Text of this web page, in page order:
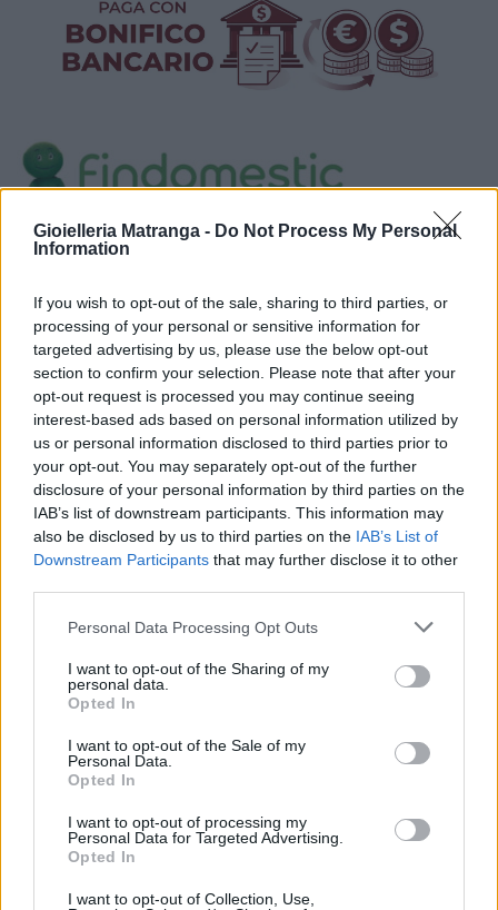
Gioielleria Matranga - Do Not Process My Personal
Information
If you wish to opt-out of the sale, sharing to third parties, or
processing of your personal or sensitive information for
targeted advertising by us, please use the below opt-out
section to confirm your selection. Please note that after your
opt-out request is processed you may continue seeing
interest-based ads based on personal information utilized by
us or personal information disclosed to third parties prior to
your opt-out. You may separately opt-out of the further
disclosure of your personal information by third parties on the
IAB’s list of downstream participants. This information may
also be disclosed by us to third parties on the IAB’s List of
Downstream Participants that may further disclose it to other
Please note that this website/app uses one or more Google
not limited to your visit or usage behaviour. You may click to
grant or deny consent to Google and its third-party tags to
use your data for below specified purposes in below Google
consent section.
Personal Data Processing Opt Outs
I want to opt-out of the Sharing of my
personal data.
Opted In
I want to opt-out of the Sale of my
Personal Data.
Opted In
I want to opt-out of processing my
Personal Data for Targeted Advertising.
Opted In
I want to opt-out of Collection, Use,
Visualizza proposte di finanziamento
Caratteristiche Prodotto
iRef:93
Google
4.8
Basato su 408 reviews
Powered byLocalImpact
Garanzia di due annisui prodotti usati, verificati dal
Reso facile e gratuitoentro 28 giorni.
Spedizione gratuita
Per maggiori dettagli consultate la nostra
Guida
all'acquisto.